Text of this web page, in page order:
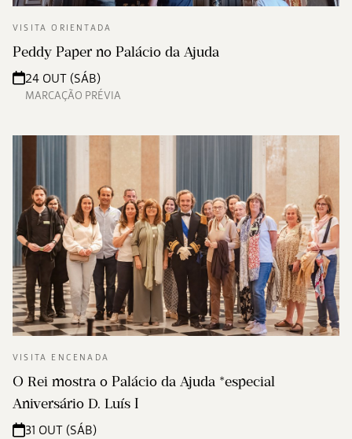
VISITA ORIENTADA
Peddy Paper no Palácio da Ajuda
24 OUT (SÁB)
MARCAÇÃO PRÉVIA
VISITA ENCENADA
O Rei mostra o Palácio da Ajuda *especial
Aniversário D. Luís I
31 OUT (SÁB)